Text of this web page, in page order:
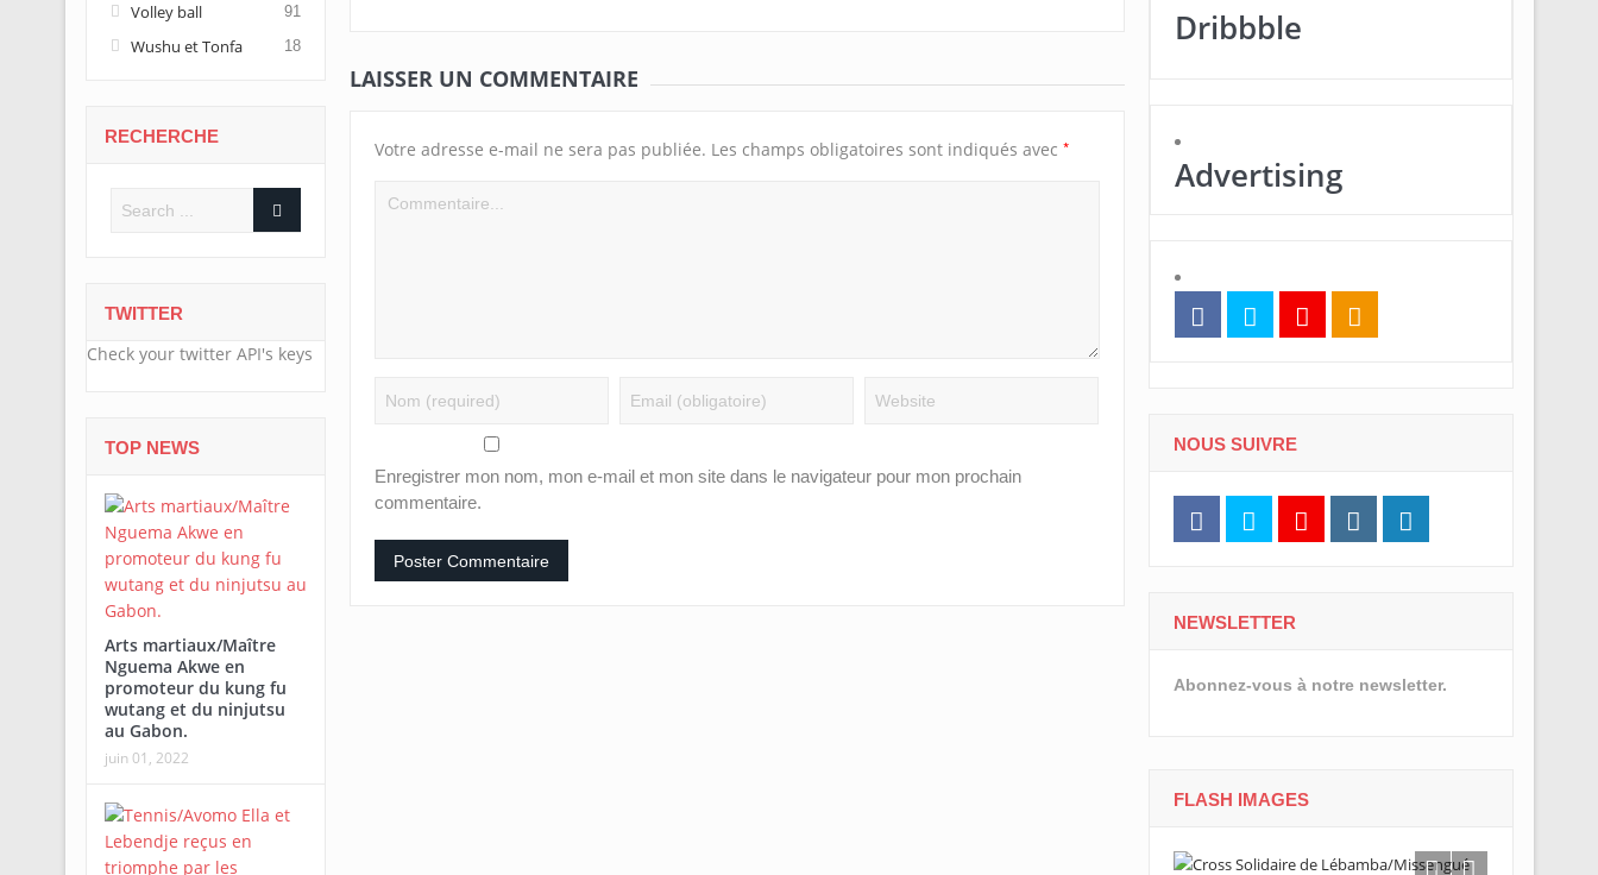
LAISSER UN COMMENTAIRE
Votre adresse e-mail ne sera pas publiée. Les champs obligatoires sont indiqués avec *
Enregistrer mon nom, mon e-mail et mon site dans le navigateur pour mon prochain
commentaire.
Volley ball 91
Wushu et Tonfa 18
RECHERCHE
TWITTER
Check your twitter API's keys
TOP NEWS
Arts martiaux/Maître
Nguema Akwe en
promoteur du kung fu
wutang et du ninjutsu
au Gabon.
juin 01, 2022
Dribbble
Advertising
NOUS SUIVRE
NEWSLETTER
Abonnez-vous à notre newsletter.
FLASH IMAGES